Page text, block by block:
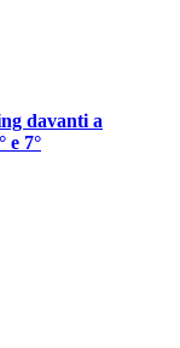
davanti a
e 7°